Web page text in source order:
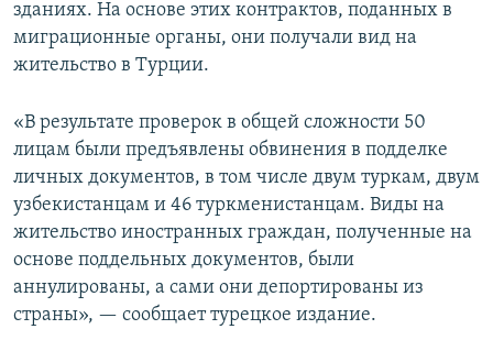
зданиях. На основе этих контрактов, поданных в
миграционные органы, они получали вид на
жительство в Турции.
«В результате проверок в общей сложности 50
лицам были предъявлены обвинения в подделке
личных документов, в том числе двум туркам, двум
узбекистанцам и 46 туркменистанцам. Виды на
жительство иностранных граждан, полученные на
основе поддельных документов, были
аннулированы, а сами они депортированы из
страны», — сообщает турецкое издание.